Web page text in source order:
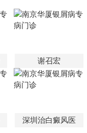
谢召宏
深圳治白癜风医